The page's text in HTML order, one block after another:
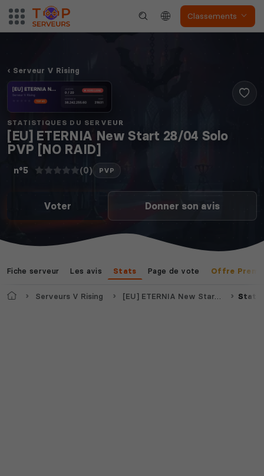
Classements
Serveur V Rising
STATISTIQUES DU SERVEUR
[EU] ETERNIA New Start 28/04 Solo
PVP [NO RAID]
n°5 (0) PVP
Voter Donner son avis
Fiche serveur Les avis Stats Page de vote Offre
AccueilServeurs V Rising [EU] ETERNIA New Start 28/04 Solo PVP [NO RAID]